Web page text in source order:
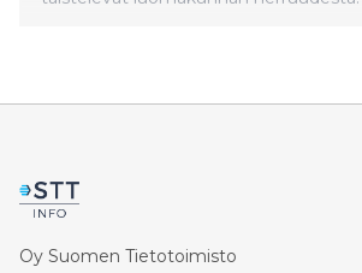
Oy Suomen Tietotoimisto